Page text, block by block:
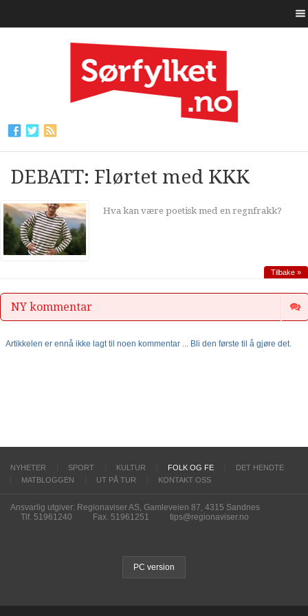
DEBATT: Flørtet med KKK
Hva kan være poetisk med en regnfrakk?
Tilbake »
NY kommentar
Artikkelen er ennå ikke lagt til noen kommentar ... Bli den første til å gjøre det.
NYHETER SPORT KULTUR FOLK OG FE
DET HENDTE
MATBLOGGEN
UT PÅ TUR KONTAKT OSS
Ansvarlig utgiver: Regionaviser AS, Gamleveien 87, 4315 Sandnes
Tlf. 51961240
Fax. 51961251 tips@regionaviser.no
PC version